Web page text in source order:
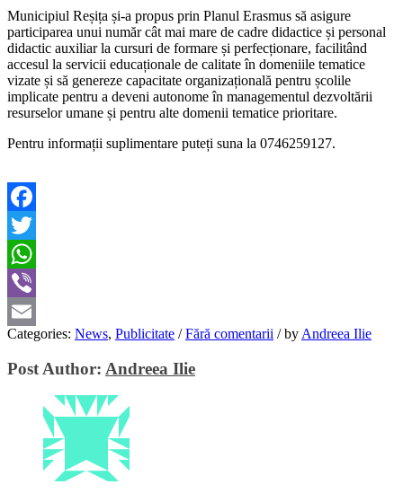
Municipiul Reșița și-a propus prin Planul Erasmus să asigure
participarea unui număr cât mai mare de cadre didactice și personal
didactic auxiliar la cursuri de formare și perfecționare, facilitând
accesul la servicii educaționale de calitate în domeniile tematice
vizate și să genereze capacitate organizațională pentru școlile
implicate pentru a deveni autonome în managementul dezvoltării
resurselor umane și pentru alte domenii tematice prioritare.
Pentru informații suplimentare puteți suna la 0746259127.
Facebook
Twitter
WhatsApp
Viber
Email
Categories: News, Publicitate / Fără comentarii /by Andreea Ilie
Post Author: Andreea Ilie